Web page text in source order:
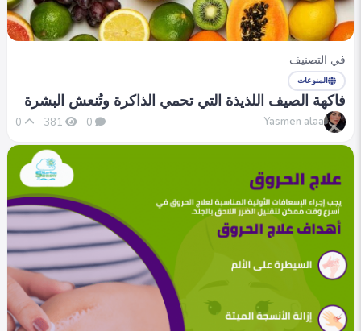
في التصنيف
المنوعات
فاكهة الصيف اللذيذة التي تحمي الذاكرة وتُنعش البشرة
Yasmen alaa
0
381